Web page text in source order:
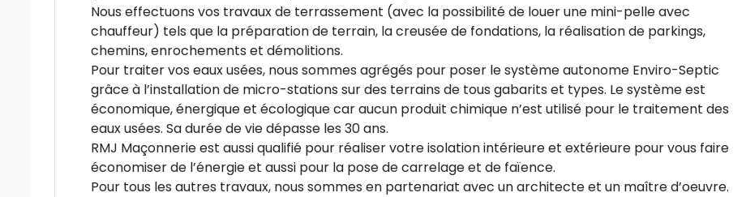
Nous effectuons vos travaux de terrassement (avec la possibilité de louer une mini-pelle avec
chauffeur) tels que la préparation de terrain, la creusée de fondations, la réalisation de parkings,
chemins, enrochements et démolitions.
Pour traiter vos eaux usées, nous sommes agrégés pour poser le système autonome Enviro-Septic
grâce à l’installation de micro-stations sur des terrains de tous gabarits et types. Le système est
économique, énergique et écologique car aucun produit chimique n’est utilisé pour le traitement des
eaux usées. Sa durée de vie dépasse les 30 ans.
RMJ Maçonnerie est aussi qualifié pour réaliser votre isolation intérieure et extérieure pour vous faire
économiser de l’énergie et aussi pour la pose de carrelage et de faïence.
Pour tous les autres travaux, nous sommes en partenariat avec un architecte et un maître d’oeuvre.